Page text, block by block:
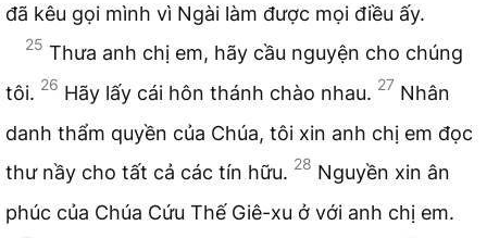
đã kêu gọi mình vì Ngài làm được mọi điều ấy.
25 Thưa anh chị em, hãy cầu nguyện cho chúng
tôi. 26 Hãy lấy cái hôn thánh chào nhau. 27 Nhân
danh thẩm quyền của Chúa, tôi xin anh chị em đọc
thư nầy cho tất cả các tín hữu. 28 Nguyền xin ân
phúc của Chúa Cứu Thế Giê-xu ở với anh chị em.